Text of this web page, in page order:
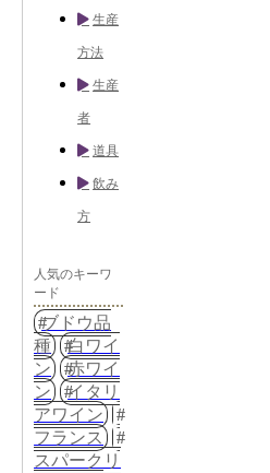
生産
方法
生産
者
道具
飲み
方
人気のキーワ
ード
ブドウ品
種
白ワイ
ン
赤ワイ
ン
イタリ
アワイン
フランス
スパークリ